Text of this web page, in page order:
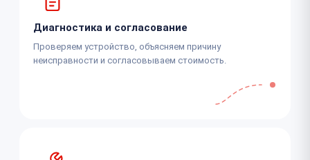
Диагностика и согласование
Проверяем устройство, объясняем причину
неисправности и согласовываем стоимость.